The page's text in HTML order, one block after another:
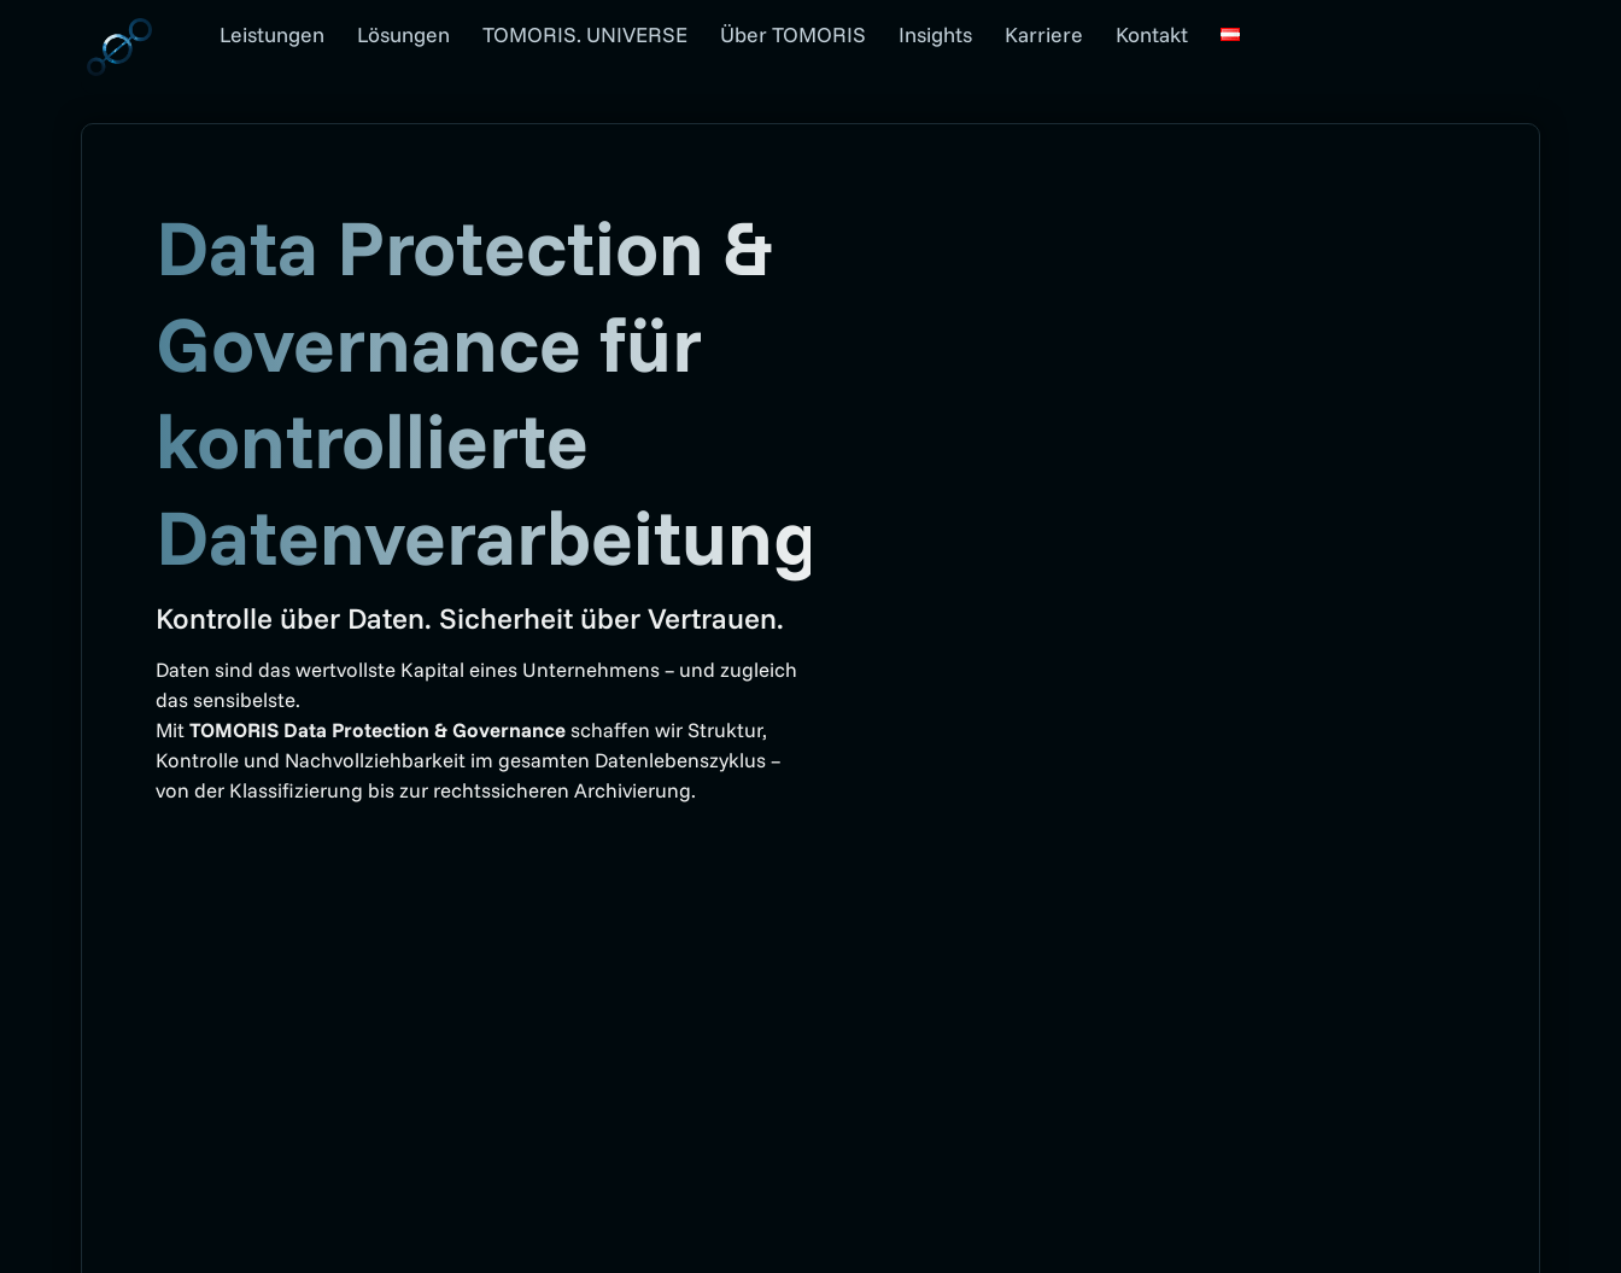
Leistungen Lösungen TOMORIS. UNIVERSE Über TOMORIS Insights Karriere Kontakt
Data Protection &
Governance für
kontrollierte
Datenverarbeitung
Kontrolle über Daten. Sicherheit über Vertrauen.
Daten sind das wertvollste Kapital eines Unternehmens – und zugleich
das sensibelste.
MitTOMORIS Data Protection & Governanceschaffen wir Struktur,
Kontrolle und Nachvollziehbarkeit im gesamten Datenlebenszyklus –
von der Klassifizierung bis zur rechtssicheren Archivierung.